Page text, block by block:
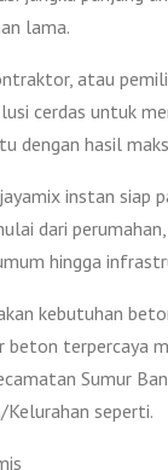
lama.
atau
cerdas untuk
dengan hasil
instan siap
dari
hingga
kebutuhan
beton terpercaya
Sumur
Kelurahan seperti.